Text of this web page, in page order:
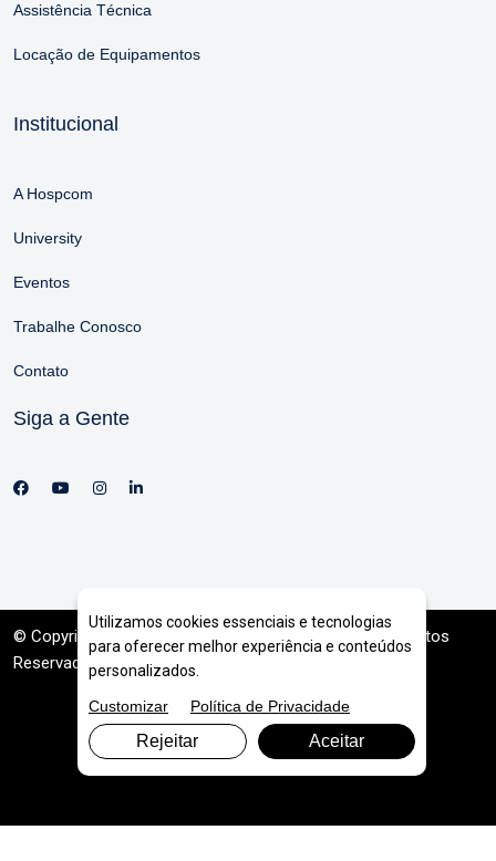
Assistência Técnica
Locação de Equipamentos
Institucional
A Hospcom
University
Eventos
Trabalhe Conosco
Contato
Siga a Gente
© Copyright 2026. DIVIA Marketing Digital . Todos os Direitos
Reservados
Utilizamos cookies essenciais e tecnologias
para oferecer melhor experiência e conteúdos
personalizados.
Customizar
Política de Privacidade
Rejeitar Aceitar